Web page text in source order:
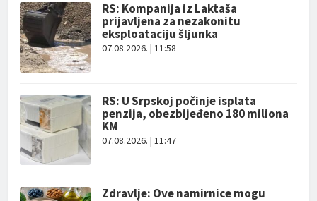
RS: Kompanija iz Laktaša
prijavljena za nezakonitu
eksploataciju šljunka
07.08.2026. | 11:58
RS: U Srpskoj počinje isplata
penzija, obezbijeđeno 180 miliona
KM
07.08.2026. | 11:47
Zdravlje: Ove namirnice mogu